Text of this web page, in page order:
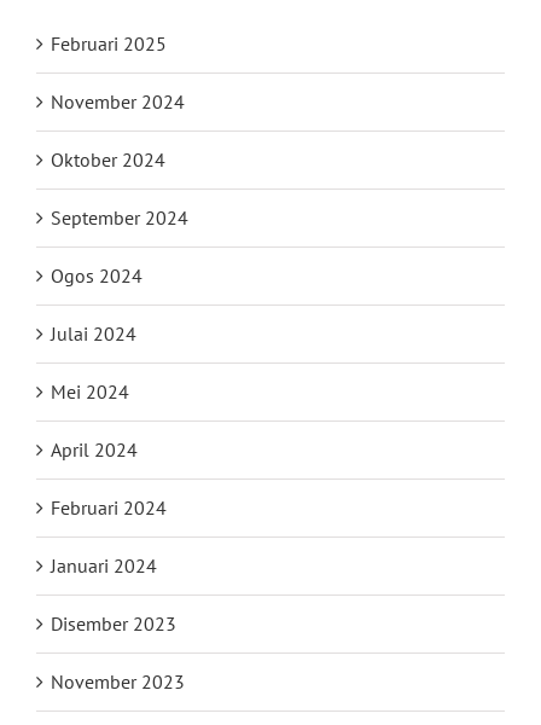
Februari 2025
November 2024
Oktober 2024
September 2024
Ogos 2024
Julai 2024
Mei 2024
April 2024
Februari 2024
Januari 2024
Disember 2023
November 2023